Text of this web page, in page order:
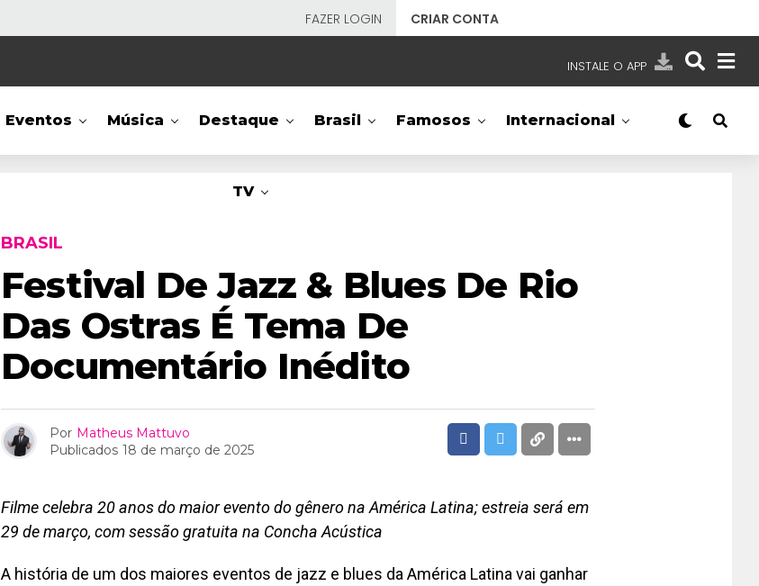
FAZER LOGIN CRIAR CONTA
INSTALE O APP
NOSSAS REDES APP TV SBT
Eventos Música Destaque Brasil Famosos Internacional
TV
BRASIL
Festival De Jazz & Blues De Rio
Das Ostras É Tema De
Documentário Inédito
Por Matheus Mattuvo
Publicados 18 de março de 2025
Filme celebra 20 anos do maior evento do gênero na América Latina; estreia será em
29 de março, com sessão gratuita na Concha Acústica
A história de um dos maiores eventos de jazz e blues da América Latina vai ganhar